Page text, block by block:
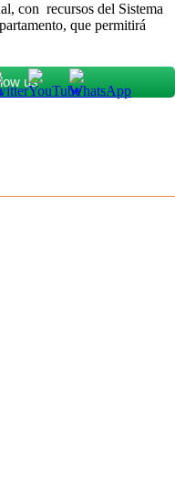
con recursos del Sistema
que permitirá
us